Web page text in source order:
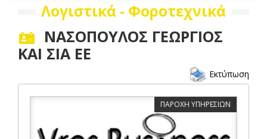
Λογιστικά - Φοροτεχνικά
ΝΑΣΟΠΟΥΛΟΣ ΓΕΩΡΓΙΟΣ
ΚΑΙ ΣΙΑ ΕΕ
Εκτύπωση
ΠΑΡΟΧΗ ΥΠΗΡΕΣΙΩΝ